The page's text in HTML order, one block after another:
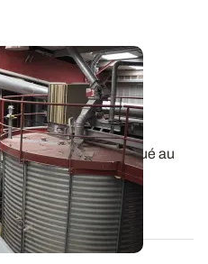
de stockage, un
la pression en
de stockage, conjugué au